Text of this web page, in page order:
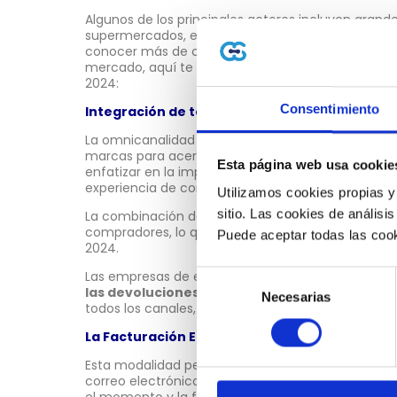
Consentimiento
Esta página web usa
Utilizamos cookies propias
sitio. Las cookies de
Puede aceptar todas las
Selección
de
consentimiento
Necesarias
Algunos de los principales actores incluyen
supermercados, empresas de comercio
conocer más de cómo funciona el comercio con
mercado, aquí te presentaremos algunas
2024:
Integración de todos los canales de venta
La omnicanalidad ha evolucionado de ser una
marcas para acercar su oferta al cliente a través
enfatizar en la importancia de integrar canales
experiencia de compra personalizada.
La combinación de compras online y físicas es
compradores, lo que impulsará aún más la
2024.
Las empresas de e-commerce deben facilitar la
las devoluciones
y mantener unaexperiencia
todos los canales, lo que permitirá comparar
La Facturación Electrónica en el retail
Esta modalidad permite que los clientes reciban
correo electrónico o accedan a un portal donde